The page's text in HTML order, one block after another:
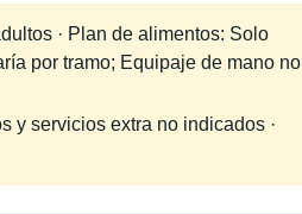
· Plan de alimentos: Solo
por tramo; Equipaje de mano no
y servicios extra no indicados ·